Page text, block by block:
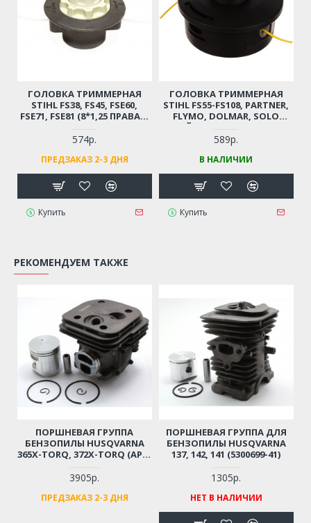
ГОЛОВКА ТРИММЕРНАЯ
STIHL FS38, FS45, FSE60,
FSE71, FSE81 (8*1,25 ПРАВАЯ,
574р.
ПРЕДЗАКАЗ 2-3 ДНЯ
Купить
ГОЛОВКА ТРИММЕРНАЯ
STIHL FS55-FS108, PARTNER,
FLYMO, DOLMAR, SOLO
(ГАЙКА М10*1,00 ЛЕВАЯ,
ПОЛУАВТОМАТ)
589р.
В НАЛИЧИИ
Купить
РЕКОМЕНДУЕМ ТАКЖЕ
ПОРШНЕВАЯ ГРУППА
БЕНЗОПИЛЫ HUSQVARNA
365X-TORQ, 372X-TORQ (АРТ.
3905р.
ПРЕДЗАКАЗ 2-3 ДНЯ
ПОРШНЕВАЯ ГРУППА ДЛЯ
БЕНЗОПИЛЫ HUSQVARNA
137, 142, 141 (5300699-41)
1305р.
НЕТ В НАЛИЧИИ